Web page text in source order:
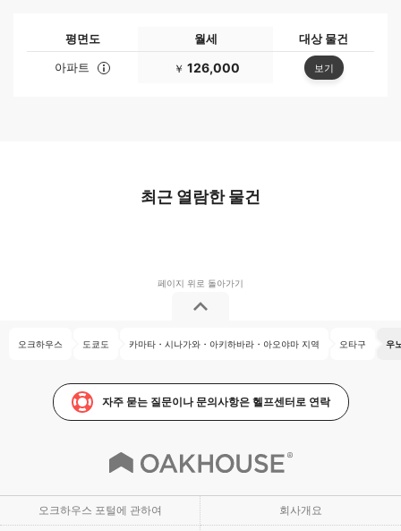
평면도 월세
대상 물건
아파트
￥ 126,000 보기
최근 열람한 물건
오크하우스 도쿄도 카마타・시나가와・아키하바라・아오야마 지역 오타구 우
자주 묻는 질문이나 문의사항은 헬프센터로 연락
오크하우스 포털에 관하여 회사개요